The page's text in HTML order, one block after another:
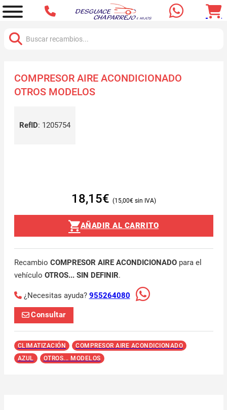
COMPRESOR AIRE ACONDICIONADO
OTROS MODELOS
RefID: 1205754
18,15€ 15,00€
AÑADIR AL CARRITO
Recambio COMPRESOR AIRE ACONDICIONADOpara el
vehículo OTROS... SIN DEFINIR.
¿Necesitas ayuda? 955264080
Consultar
CLIMATIZACIÓN
COMPRESOR AIRE ACONDICIONADO
AZUL
OTROS... MODELOS